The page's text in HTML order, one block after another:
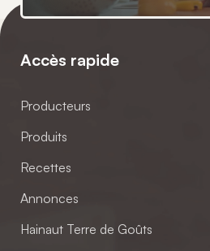
Accès rapide
Producteurs
Produits
Recettes
Annonces
Hainaut Terre de Goûts